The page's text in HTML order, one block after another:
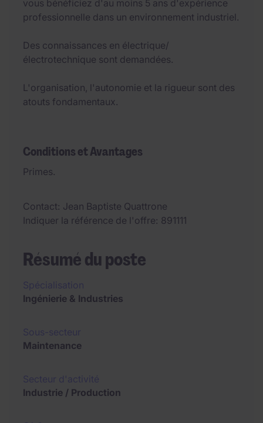
vous bénéficiez d'au moins 5 ans d'expérience
professionnelle dans un environnement industriel.
Des connaissances en électrique/
électrotechnique sont demandées.
L'organisation, l'autonomie et la rigueur sont des
atouts fondamentaux.
Conditions et Avantages
Primes.
Contact Jean Baptiste Quattrone
Indiquer la référence de l'offre 891111
Résumé du poste
Ingénierie & Industries
Maintenance
Industrie / Production